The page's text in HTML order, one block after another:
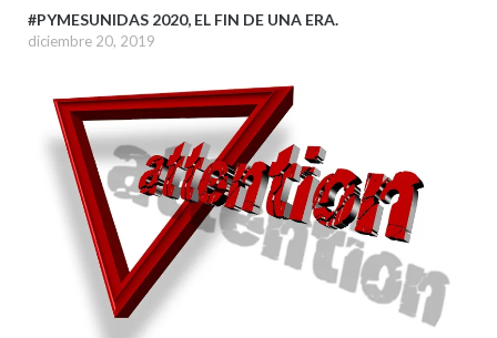
#PYMESUNIDAS 2020, EL FIN DE UNA ERA.
diciembre 20, 2019